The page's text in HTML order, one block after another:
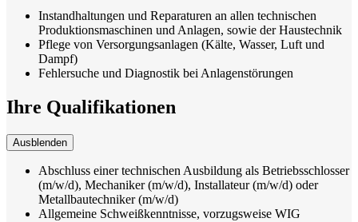
Instandhaltungen und Reparaturen an allen technischen
Produktionsmaschinen und Anlagen, sowie der Haustechnik
Pflege von Versorgungsanlagen (Kälte, Wasser, Luft und
Dampf)
Fehlersuche und Diagnostik bei Anlagenstörungen
Ihre Qualifikationen
Ausblenden
Abschluss einer technischen Ausbildung als Betriebsschlosser
(m/w/d), Mechaniker (m/w/d), Installateur (m/w/d) oder
Metallbautechniker (m/w/d)
Allgemeine Schweißkenntnisse, vorzugsweise WIG